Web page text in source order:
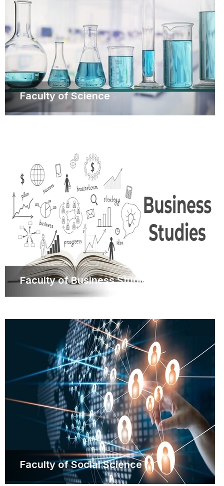
Faculty of Science
Faculty of Business Studies
Faculty of Social Science